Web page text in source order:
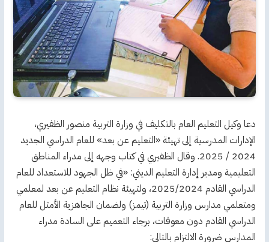
دعا وكيل التعليم العام بالتكليف في وزارة التربية منصور الظفيري،
الإدارات المدرسية إلى تهيئة «التعليم عن بعد» للعام الدراسي الجديد
2024 / 2025. وقال الظفيري في كتاب وجهه إلى مدراء المناطق
التعليمية ومدير إدارة التعليم الديني: «في ظل الجهود للاستعداد للعام
الدراسي القادم 2025/2024، ولتهيئة نظام التعليم عن بعد لمعلمي
ومتعلمي مدارس وزارة التربية (تيمز) ولضمان الجاهزية الأمثل للعام
الدراسي القادم دون معوقات، برجاء التعميم على السادة مدراء
المدارس ضرورة الالتزام بالتالي: